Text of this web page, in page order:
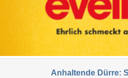
Anhaltende Dürre: